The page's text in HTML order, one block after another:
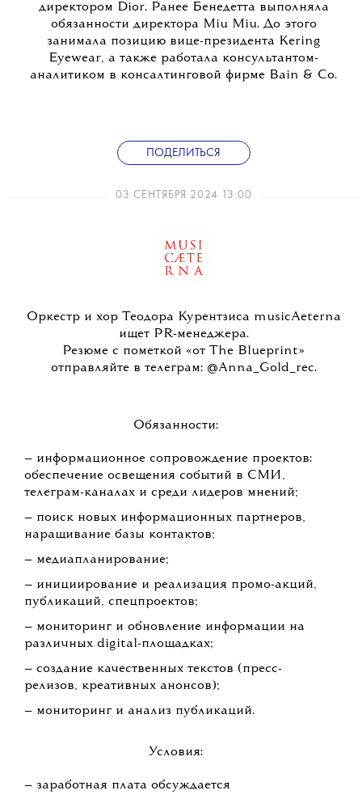
директором Dior. Ранее Бенедетта выполняла
обязанности директора Miu Miu. До этого
занимала позицию вице-президента Kering
Eyewear, а также работала консультантом-
аналитиком в консалтинговой фирме Bain & Co.
ПОДЕЛИТЬСЯ
03 СЕНТЯБРЯ 2024 13:00
Оркестр и хор Теодора Курентзиса musicAeterna
ищет PR-менеджера.
Резюме с пометкой «от The Blueprint»
отправляйте в телеграм: @Anna_Gold_rec.
Обязанности:
— информационное сопровождение проектов:
обеспечение освещения событий в СМИ,
телеграм-каналах и среди лидеров мнений;
— поиск новых информационных партнеров,
наращивание базы контактов;
— медиапланирование;
— инициирование и реализация промо-акций,
публикаций, спецпроектов;
— мониторинг и обновление информации на
различных digital-площадках;
— создание качественных текстов (пресс-
релизов, креативных анонсов);
— мониторинг и анализ публикаций.
Условия:
— заработная плата обсуждается